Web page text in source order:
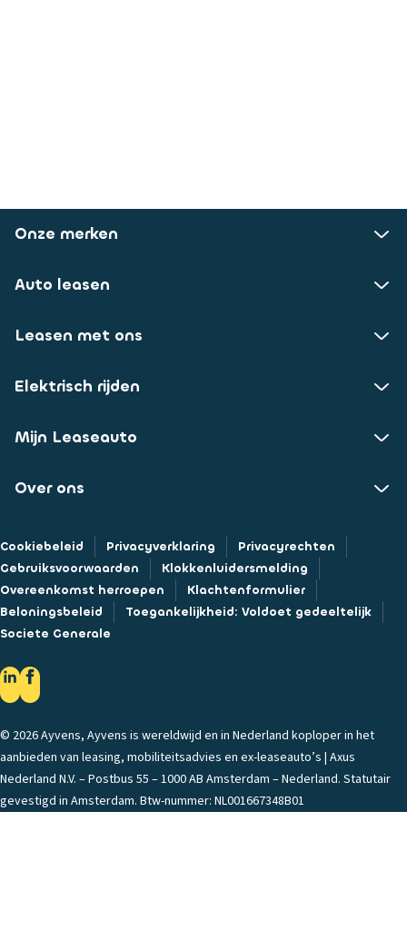
Onze merken
Auto leasen
Leasen met ons
Elektrisch rijden
Mijn Leaseauto
Over ons
Cookiebeleid Privacyverklaring
Privacyrechten
Gebruiksvoorwaarden
Klokkenluidersmelding
Overeenkomst herroepen
Klachtenformulier
Beloningsbeleid
Toegankelijkheid: Voldoet gedeeltelijk
Societe Generale
© 2026 Ayvens, Ayvens is wereldwijd en in Nederland koploper in het
aanbieden van leasing, mobiliteitsadvies en ex-leaseauto’s | Axus
Nederland N.V. – Postbus 55 – 1000 AB Amsterdam – Nederland. Statutair
gevestigd in Amsterdam. Btw-nummer: NL001667348B01